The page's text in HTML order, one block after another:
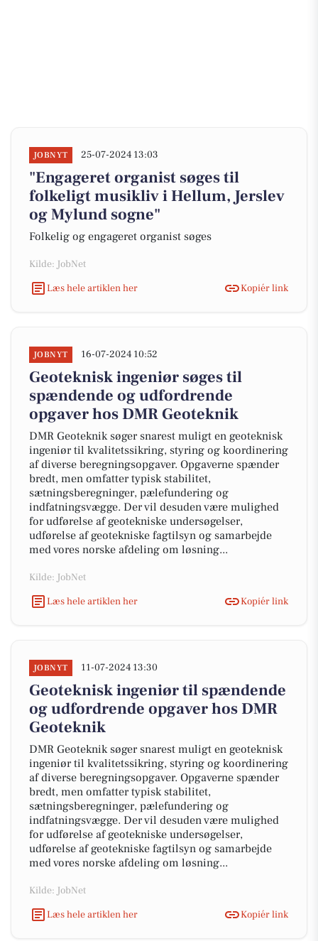
JOBNYT 25-07-2024 13:03
"Engageret organist søges til
folkeligt musikliv i Hellum, Jerslev
og Mylund sogne"
Folkelig og engageret organist søges
Kilde: JobNet
Læs hele artiklen her
Kopiér link
JOBNYT 16-07-2024 10:52
Geoteknisk ingeniør søges til
spændende og udfordrende
opgaver hos DMR Geoteknik
DMR Geoteknik søger snarest muligt en geoteknisk
ingeniør til kvalitetssikring, styring og koordinering
af diverse beregningsopgaver. Opgaverne spænder
bredt, men omfatter typisk stabilitet,
sætningsberegninger, pælefundering og
indfatningsvægge. Der vil desuden være mulighed
for udførelse af geotekniske undersøgelser,
udførelse af geotekniske fagtilsyn og samarbejde
med vores norske afdeling om løsning...
Kilde: JobNet
Læs hele artiklen her
Kopiér link
JOBNYT 11-07-2024 13:30
Geoteknisk ingeniør til spændende
og udfordrende opgaver hos DMR
Geoteknik
DMR Geoteknik søger snarest muligt en geoteknisk
ingeniør til kvalitetssikring, styring og koordinering
af diverse beregningsopgaver. Opgaverne spænder
bredt, men omfatter typisk stabilitet,
sætningsberegninger, pælefundering og
indfatningsvægge. Der vil desuden være mulighed
for udførelse af geotekniske undersøgelser,
udførelse af geotekniske fagtilsyn og samarbejde
med vores norske afdeling om løsning...
Kilde: JobNet
Læs hele artiklen her
Kopiér link